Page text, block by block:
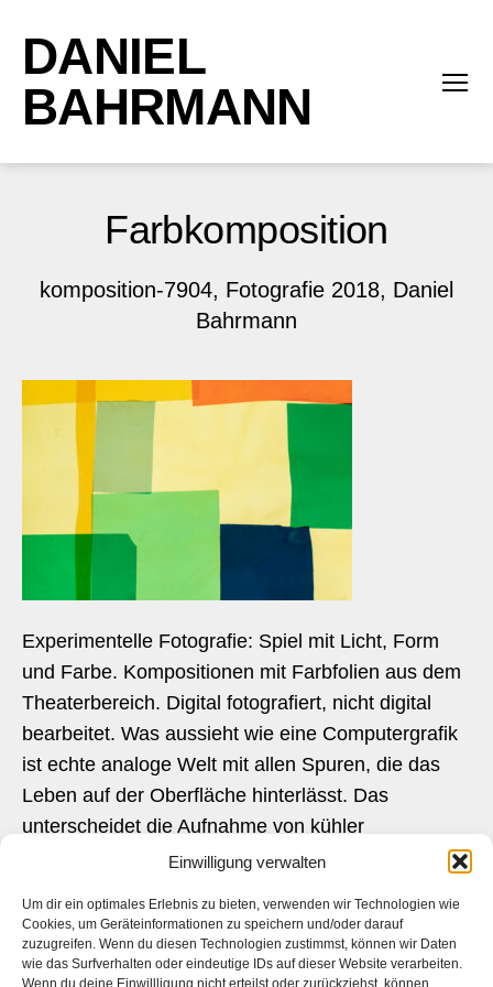
Einwilligung verwalten
Um dir ein optimales Erlebnis zu bieten, verwenden wir Technologien wie
Cookies, um Geräteinformationen zu speichern und/oder darauf
zuzugreifen. Wenn du diesen Technologien zustimmst, können wir Daten
wie das Surfverhalten oder eindeutige IDs auf dieser Website verarbeiten.
Wenn du deine Einwillligung nicht erteilst oder zurückziehst, können
DANIEL
BAHRMANN
Farbkomposition
komposition-7904, Fotografie 2018, Daniel
Bahrmann
Experimentelle Fotografie: Spiel mit Licht, Form
und Farbe. Kompositionen mit Farbfolien aus dem
Theaterbereich. Digital fotografiert, nicht digital
bearbeitet. Was aussieht wie eine Computergrafik
ist echte analoge Welt mit allen Spuren, die das
Leben auf der Oberfläche hinterlässt. Das
unterscheidet die Aufnahme von kühler
Maschinenperfektion.
Das ist die Webseite desKünstlers Daniel Bahrmann. Die